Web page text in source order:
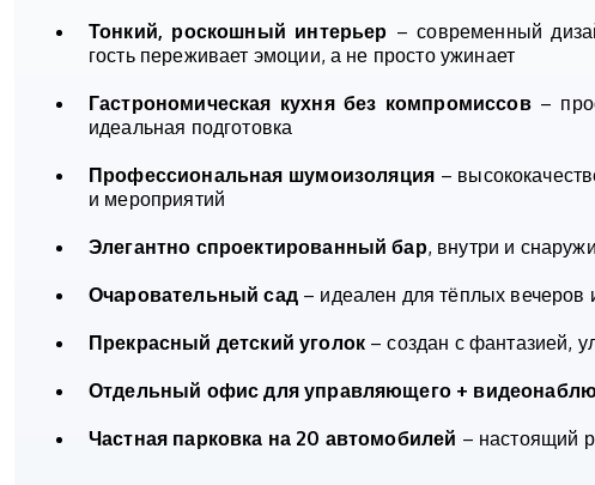
Тонкий, роскошный интерьер – современный
гость переживает эмоции, а не просто ужинает
Гастрономическая кухня без компромиссов–
идеальная подготовка
Профессиональная шумоизоляция –
и мероприятий
Элегантно спроектированный бар, внутри и
Очаровательный сад– идеален для тёплых вечеров
Прекрасный детский уголок – создан с фантазией,
Отдельный офис для управляющего +
Частная парковка на 20 автомобилей – настоящий